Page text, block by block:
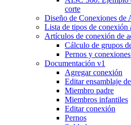
corte
Diseño de Conexiones de
Lista de tipos de conexión
Artículos de conexión de
Cálculo de grupos
Pernos y
Documentación v1
Agregar conexión
Editar ensamblaje
Miembro padre
Miembros infantiles
Editar conexión
Pernos